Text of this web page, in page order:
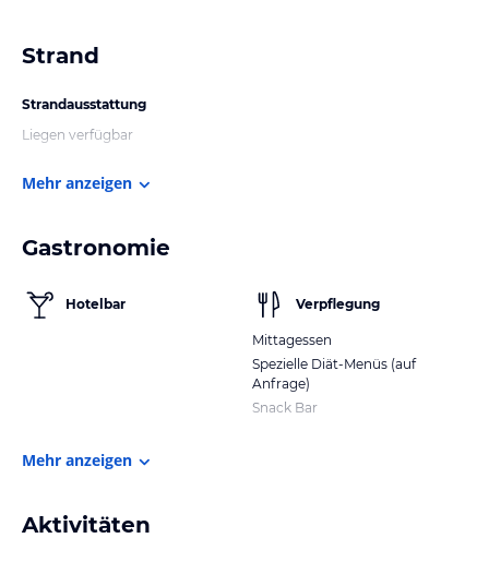
Strand
Strandausstattung
Liegen verfügbar
Mehr anzeigen
Gastronomie
Hotelbar Verpflegung
Mittagessen
Spezielle Diät-Menüs (auf
Anfrage)
Snack Bar
Mehr anzeigen
Aktivitäten